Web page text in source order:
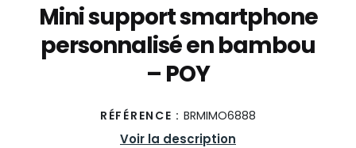
Mini support smartphone
personnalisé en bambou
– POY
RÉFÉRENCE : BRMIMO6888
Voir la description